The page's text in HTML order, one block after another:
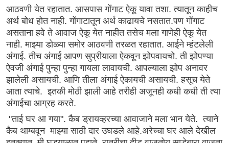
आठवणी येत रहातात. आसपास गोंगाट ऐकू यावा तशा. त्यातून काहीच
अर्थ बोध होत नाही. गोंगाटातून अर्थ काढायचे नसतात.पण गोंगाट
असताना हवे ते आवाज ऐकू येत नाहीत तसेच मला गाणेही ऐकू येत
नाही. माझ्या डोळ्या समोर आठवणी तरळत रहातात. आईने म्हंटलेली
अंगाई. तीच अंगाई आपण सुप्रीयाला ऐकवून झोपवायचो. ती झोपण्या
ऐवजी अंगाई पुन्हा पुन्हा गायला लावायची. आपल्याला झोप अनावर
झालेली असायची. आणि तीला अंगाई ऐकायची असायची. हसूच येते
आता त्याचे. इतकी मोठी झाली आहे तरीही अजूनही कधी कधी ती त्या
अंगाईचा आग्रह करते.
"ताई घर आ गया". कैब ड्रायव्हरच्या आवाजाने मला भान येते. त्याने
कैब थाम्बवून माझ्या साठी दार उघडले आहे.अरेच्चा घर आले देखील